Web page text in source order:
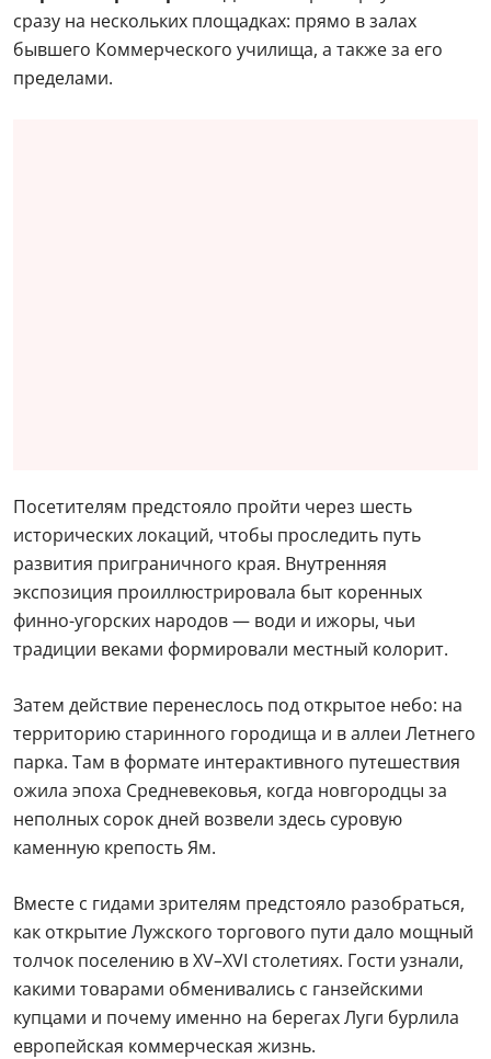
сразу на нескольких площадках: прямо в залах
бывшего Коммерческого училища, а также за его
пределами.
Посетителям предстояло пройти через шесть
исторических локаций, чтобы проследить путь
развития приграничного края. Внутренняя
экспозиция проиллюстрировала быт коренных
финно-угорских народов — води и ижоры, чьи
традиции веками формировали местный колорит.
Затем действие перенеслось под открытое небо: на
территорию старинного городища и в аллеи Летнего
парка. Там в формате интерактивного путешествия
ожила эпоха Средневековья, когда новгородцы за
неполных сорок дней возвели здесь суровую
каменную крепость Ям.
Вместе с гидами зрителям предстояло разобраться,
как открытие Лужского торгового пути дало мощный
толчок поселению в XV–XVI столетиях. Гости узнали,
какими товарами обменивались с ганзейскими
купцами и почему именно на берегах Луги бурлила
европейская коммерческая жизнь.